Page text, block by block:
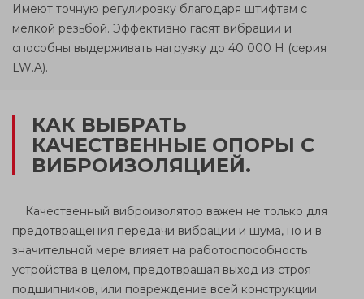
Имеют точную регулировку благодаря штифтам с
мелкой резьбой. Эффективно гасят вибрации и
способны выдерживать нагрузку до 40 000 Н (серия
LW.A).
КАК ВЫБРАТЬ
КАЧЕСТВЕННЫЕ ОПОРЫ C
ВИБРОИЗОЛЯЦИЕЙ.
Качественный виброизолятор важен не только для
предотвращения передачи вибрации и шума, но и в
значительной мере влияет на работоспособность
устройства в целом, предотвращая выход из строя
подшипников, или повреждение всей конструкции.